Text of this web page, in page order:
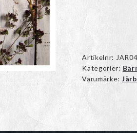
Artikelnr:
Kategorier:
Varumärke: